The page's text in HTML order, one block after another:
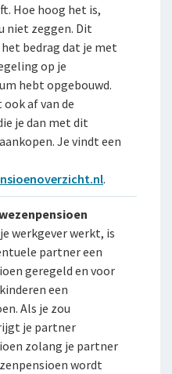
Hoe hoog het is,
niet zeggen. Dit
bedrag dat je met
op je
hebt opgebouwd.
af van de
je dan met dit
Je vindt een
.
werkgever werkt, is
partner een
geregeld en voor
een
Als je zou
je partner
zolang je partner
wordt